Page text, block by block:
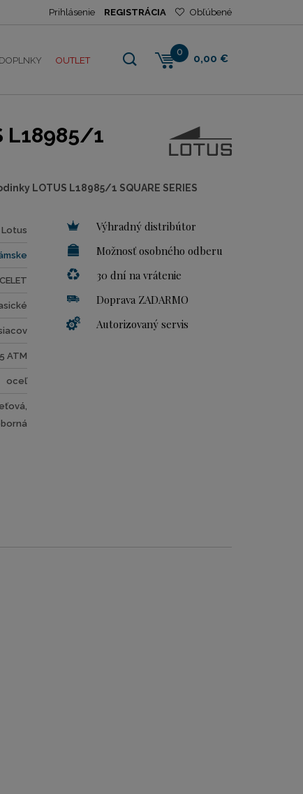
Prihlásenie REGISTRÁCIA Obľúbené
OUTLET
0
0,00 €
L18985/1
LOTUS L18985/1 SQUARE SERIES
Lotus
5 ATM
oceľ
Výhradný distribútor
Možnosť osobného odberu
30 dní na vrátenie
Doprava ZADARMO
Autorizovaný servis